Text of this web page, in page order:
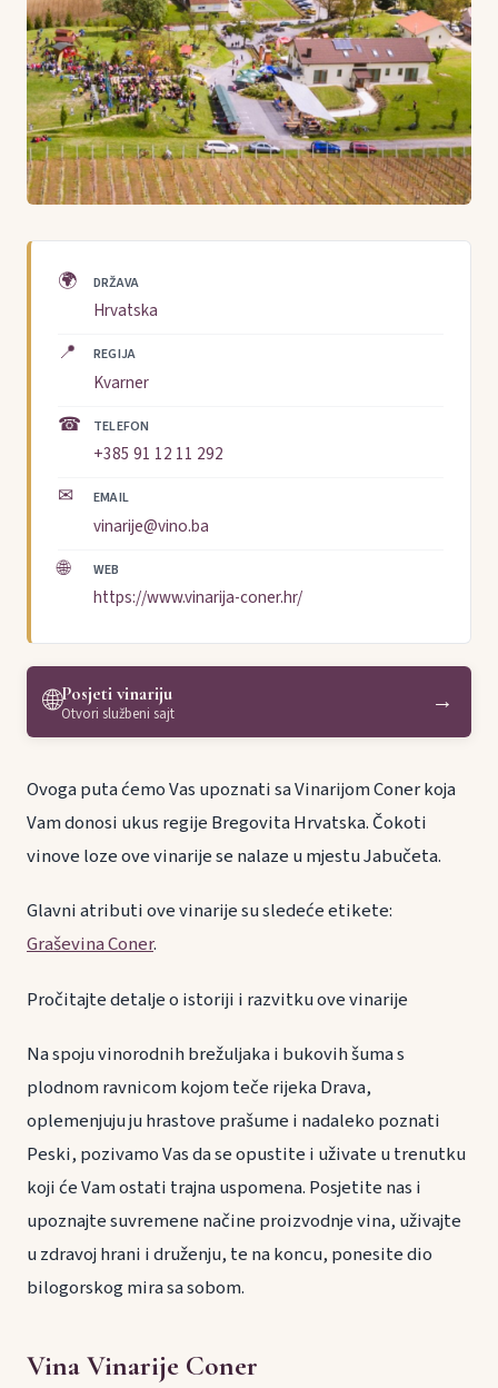
🌍 DRŽAVA
Hrvatska
📍 REGIJA
Kvarner
☎ TELEFON
+385 91 12 11 292
✉ EMAIL
vinarije@vino.ba
🌐 WEB
https://www.vinarija-coner.hr/
🌐Posjeti vinariju
Otvori službeni sajt →
Ovoga puta ćemo Vas upoznati sa Vinarijom Coner koja
Vam donosi ukus regije Bregovita Hrvatska. Čokoti
vinove loze ove vinarije se nalaze u mjestu Jabučeta.
Glavni atributi ove vinarije su sledeće etikete:
Graševina Coner.
Pročitajte detalje o istoriji i razvitku ove vinarije
Na spoju vinorodnih brežuljaka i bukovih šuma s
plodnom ravnicom kojom teče rijeka Drava,
oplemenjuju ju hrastove prašume i nadaleko poznati
Peski, pozivamo Vas da se opustite i uživate u trenutku
koji će Vam ostati trajna uspomena. Posjetite nas i
upoznajte suvremene načine proizvodnje vina, uživajte
u zdravoj hrani i druženju, te na koncu, ponesite dio
bilogorskog mira sa sobom.
Vina Vinarije Coner